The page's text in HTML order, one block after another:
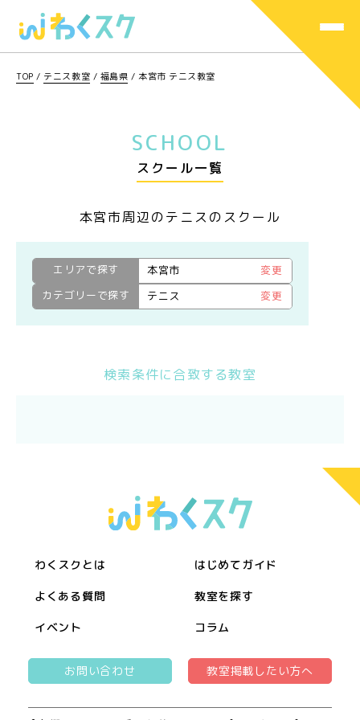
TOP / テニス教室 / 福島県 / 本宮市 テニス教室
SCHOOL
スクール一覧
本宮市周辺のテニスのスクール
エリアで探す 本宮市
変更
カテゴリーで探す
テニス 変更
検索条件に合致する教室
わくスクとは はじめてガイド
よくある質問 教室を探す
イベント コラム
お問い合わせ 教室掲載したい方へ